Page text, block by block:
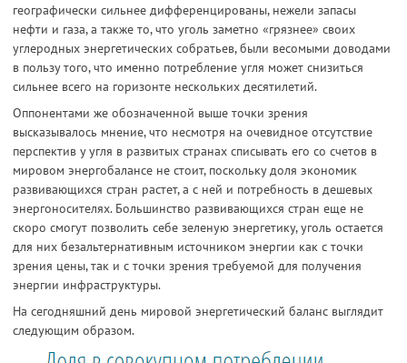
географически сильнее дифференцированы, нежели запасы
нефти и газа, а также то, что уголь заметно «грязнее» своих
углеродных энергетических собратьев, были весомыми доводами
в пользу того, что именно потребление угля может снизиться
сильнее всего на горизонте нескольких десятилетий.
Оппонентами же обозначенной выше точки зрения
высказывалось мнение, что несмотря на очевидное отсутствие
перспектив у угля в развитых странах списывать его со счетов в
мировом энергобалансе не стоит, поскольку доля экономик
развивающихся стран растет, а с ней и потребность в дешевых
энергоносителях. Большинство развивающихся стран еще не
скоро смогут позволить себе зеленую энергетику, уголь остается
для них безальтернативным источником энергии как с точки
зрения цены, так и с точки зрения требуемой для получения
энергии инфраструктуры.
На сегодняшний день мировой энергетический баланс выглядит
следующим образом.